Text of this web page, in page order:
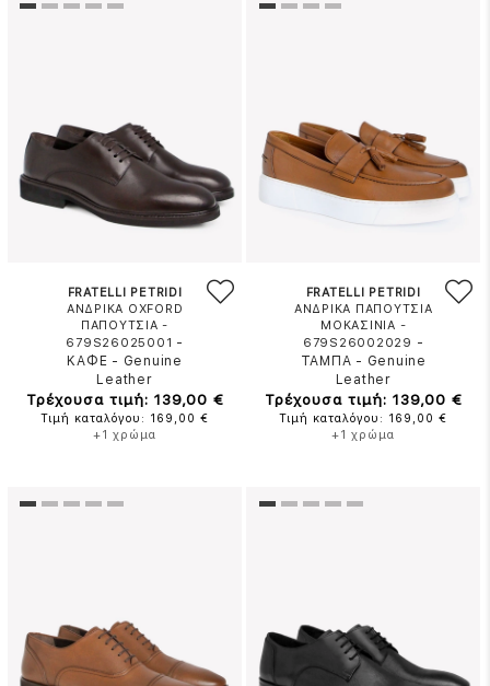
FRATELLI PETRIDI
ΑΝΔΡΙΚΑ OXFORD
ΠΑΠΟΥΤΣΙΑ -
679S26025001 -
ΚΑΦΕ - Genuine
Leather
Τρέχουσα τιμή: 139,00 €
Τιμή καταλόγου: 169,00 €
+1 χρώμα
FRATELLI PETRIDI
ΑΝΔΡΙΚΑ ΠΑΠΟΥΤΣΙΑ
ΜΟΚΑΣΙΝΙΑ -
679S26002029 -
ΤΑΜΠΑ - Genuine
Leather
Τρέχουσα τιμή: 139,00 €
Τιμή καταλόγου: 169,00 €
+1 χρώμα